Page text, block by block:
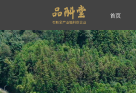
首页